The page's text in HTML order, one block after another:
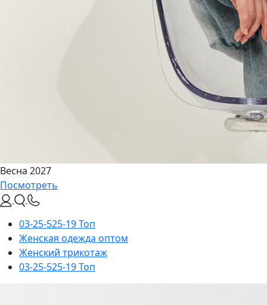
Весна 2027
Посмотреть
03-25-525-19 Топ
Женская одежда оптом
Женский трикотаж
03-25-525-19 Топ